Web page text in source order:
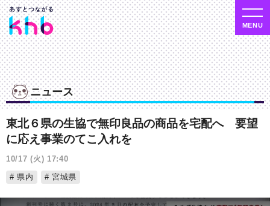
ニュース
東北６県の生協で無印良品の商品を宅配へ 要望
に応え事業のてこ入れを
10/17 (火) 17:40
県内
宮城県